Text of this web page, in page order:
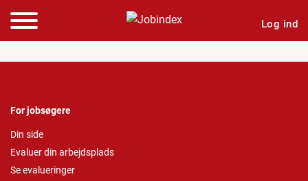
Log ind
For jobsøgere
Din side
Evaluer din arbejdsplads
Se evalueringer